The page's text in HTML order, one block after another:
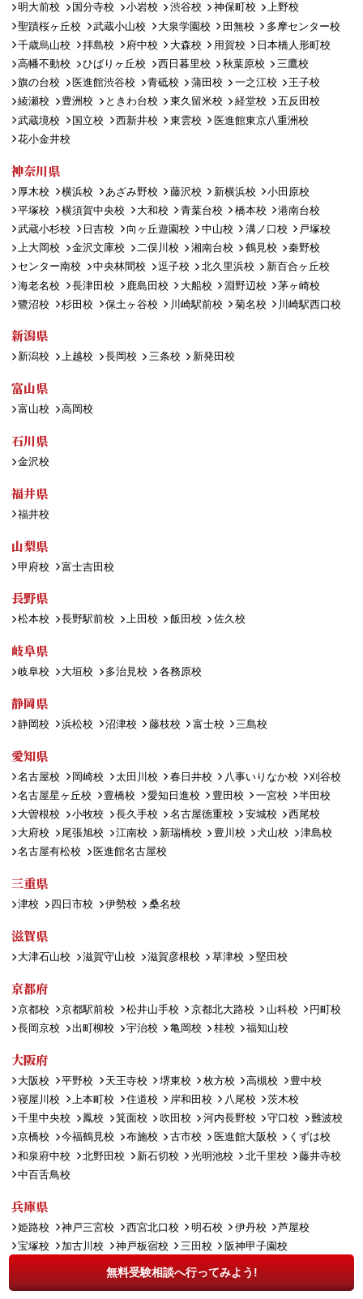
無料受験相談へ行ってみよう!
明大前校
国分寺校 小岩校 渋谷校 神保町校
上野校
聖蹟桜ヶ丘校
武蔵小山校 大泉学園校 田無校
多摩センター校
千歳烏山校
拝島校 府中校 大森校 用賀校
日本橋人形町校
高幡不動校
ひばりヶ丘校 西日暮里校 秋葉原校
三鷹校
旗の台校
医進館渋谷校 青砥校 蒲田校 一之江校
王子校
綾瀬校
豊洲校 ときわ台校 東久留米校 経堂校
五反田校
武蔵境校
国立校 西新井校 東雲校
医進館東京八重洲校
花小金井校
神奈川県
厚木校 横浜校 あざみ野校 藤沢校 新横浜校
小田原校
平塚校
横須賀中央校 大和校 青葉台校 橋本校
港南台校
武蔵小杉校
日吉校 向ヶ丘遊園校 中山校 溝ノ口校
戸塚校
上大岡校
金沢文庫校 二俣川校 湘南台校 鶴見校
秦野校
センター南校
中央林間校 逗子校 北久里浜校
新百合ヶ丘校
海老名校
長津田校 鹿島田校 大船校 淵野辺校
茅ヶ崎校
鷺沼校
杉田校 保土ヶ谷校 川崎駅前校 菊名校 川崎駅西口校
新潟県
新潟校 上越校 長岡校 三条校 新発田校
富山県
富山校 高岡校
石川県
金沢校
福井県
福井校
山梨県
甲府校 富士吉田校
長野県
松本校 長野駅前校 上田校 飯田校 佐久校
岐阜県
岐阜校 大垣校 多治見校 各務原校
静岡県
静岡校 浜松校 沼津校 藤枝校 富士校 三島校
愛知県
名古屋校 岡崎校 太田川校 春日井校 八事いりなか校
刈谷校
名古屋星ヶ丘校
豊橋校 愛知日進校 豊田校 一宮校
半田校
大曽根校
小牧校 長久手校 名古屋徳重校 安城校
西尾校
大府校
尾張旭校 江南校 新瑞橋校 豊川校 犬山校
津島校
名古屋有松校
医進館名古屋校
三重県
津校 四日市校 伊勢校 桑名校
滋賀県
大津石山校 滋賀守山校 滋賀彦根校 草津校 堅田校
京都府
京都校 京都駅前校 松井山手校 京都北大路校 山科校
円町校
長岡京校
出町柳校 宇治校 亀岡校 桂校 福知山校
大阪府
大阪校 平野校 天王寺校 堺東校 枚方校 高槻校
豊中校
寝屋川校
上本町校 住道校 岸和田校 八尾校
茨木校
千里中央校
鳳校 箕面校 吹田校 河内長野校 守口校
難波校
京橋校
今福鶴見校 布施校 古市校 医進館大阪校
くずは校
和泉府中校
北野田校 新石切校 光明池校 北千里校
藤井寺校
中百舌鳥校
兵庫県
姫路校 神戸三宮校 西宮北口校 明石校 伊丹校
芦屋校
宝塚校
加古川校 神戸板宿校 三田校
阪神甲子園校
湊川校 川西能勢口校 塚口校
大久保校
尼崎校 名谷校